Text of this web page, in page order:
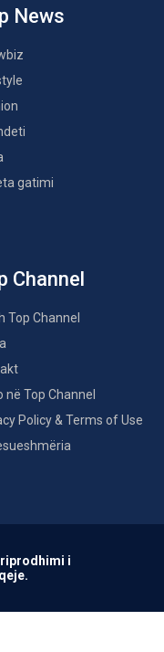
News
gatimi
Channel
Top Channel
në Top Channel
Policy & Terms of Use
riprodhimi i